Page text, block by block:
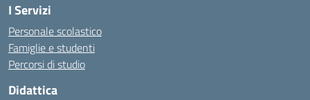
I Servizi
Personale scolastico
Famiglie e studenti
Percorsi di studio
Didattica